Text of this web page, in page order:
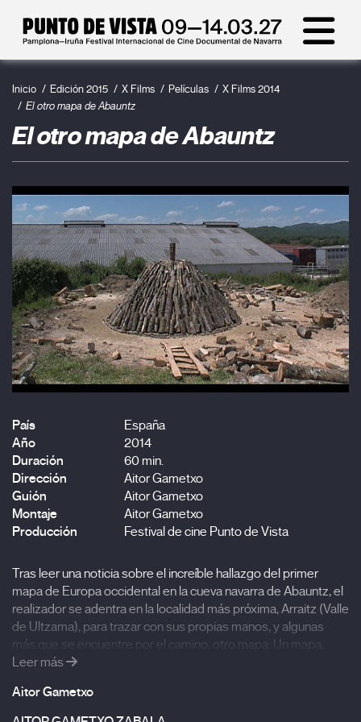
Inicio Edición 2015 X Films Películas
X Films 2014
El otro mapa de Abauntz
El otro mapa de Abauntz
País
España
Año
2014
Duración
60 min.
Dirección
Aitor Gametxo
Guión
Aitor Gametxo
Montaje
Aitor Gametxo
Producción
Festival de cine Punto de Vista
Tras leer una noticia sobre el increíble hallazgo del primer
mapa de Europa occidental en la cueva navarra de Abauntz, el
realizador se adentra en la localidad más próxima, Arraitz (Valle
de Ultzama), para trazar con sus propias manos, y algunas
más que se encuentre por el camino, otro mapa. Un mapa,
contemporáneo, donde se mezclen festividades ineludibles,
de que lo que está haciendo no es un mapa. En realidad son
dos. Dos como mínimo.
Leer más
Aitor Gametxo